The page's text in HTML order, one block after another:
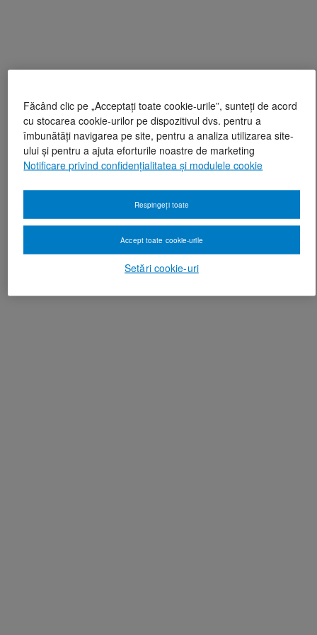
Făcând clic pe „Acceptați toate cookie-urile”, sunteți de acord
cu stocarea cookie-urilor pe dispozitivul dvs. pentru a
îmbunătăți navigarea pe site, pentru a analiza utilizarea site-
ului și pentru a ajuta eforturile noastre de marketing
Notificare privind confidențialitatea și modulele cookie
Setări cookie-uri
Respingeți toate
Accept toate cookie-urile